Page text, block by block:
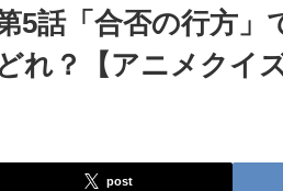
5話「合否の行方」
れ？【アニメクイズ
post